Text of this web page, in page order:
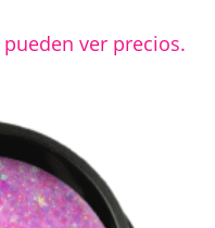
pueden ver precios.